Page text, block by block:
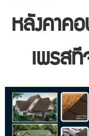
หลังคาค
เพรสที